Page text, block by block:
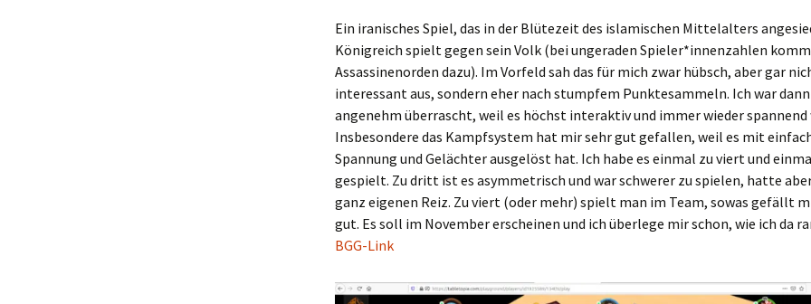
Ein iranisches Spiel, das in der Blütezeit des islamischen Mittelalters
Königreich spielt gegen sein Volk (bei ungeraden Spieler*innenzahlen
Assassinenorden dazu). Im Vorfeld sah das für mich zwar hübsch, aber gar
interessant aus, sondern eher nach stumpfem Punktesammeln. Ich war
angenehm überrascht, weil es höchst interaktiv und immer wieder spannend
Insbesondere das Kampfsystem hat mir sehr gut gefallen, weil es mit
Spannung und Gelächter ausgelöst hat. Ich habe es einmal zu viert und
gespielt. Zu dritt ist es asymmetrisch und war schwerer zu spielen, hatte
ganz eigenen Reiz. Zu viert (oder mehr) spielt man im Team, sowas gefällt
gut. Es soll im November erscheinen und ich überlege mir schon, wie ich da
BGG-Link